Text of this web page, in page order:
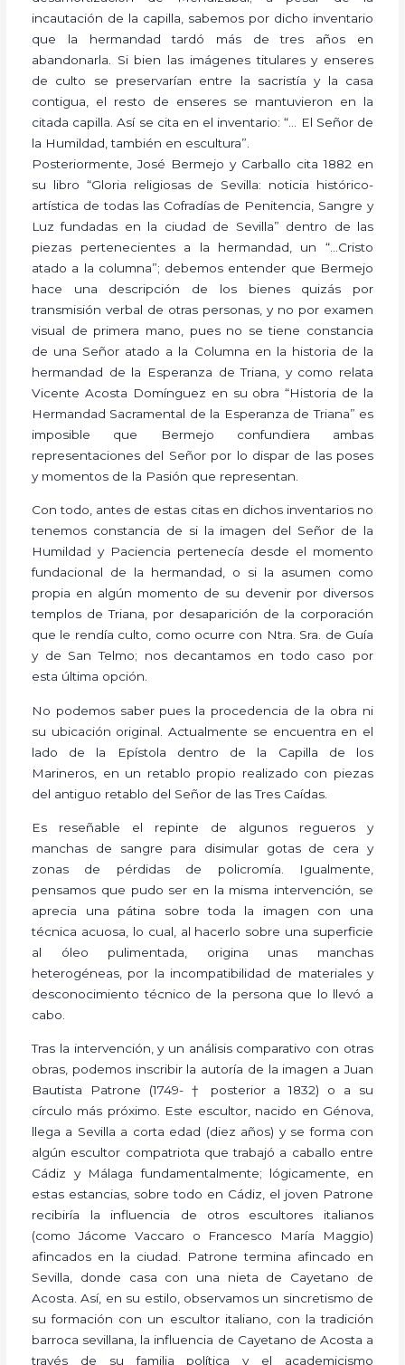
incautación de la capilla, sabemos por dicho inventario
que la hermandad tardó más de tres años en
abandonarla. Si bien las imágenes titulares y enseres
de culto se preservarían entre la sacristía y la casa
contigua, el resto de enseres se mantuvieron en la
citada capilla. Así se cita en el inventario: “… El Señor de
la Humildad, también en escultura”.
Posteriormente, José Bermejo y Carballo cita 1882 en
su libro “Gloria religiosas de Sevilla: noticia histórico-
artística de todas las Cofradías de Penitencia, Sangre y
Luz fundadas en la ciudad de Sevilla” dentro de las
piezas pertenecientes a la hermandad, un “…Cristo
atado a la columna”; debemos entender que Bermejo
hace una descripción de los bienes quizás por
transmisión verbal de otras personas, y no por examen
visual de primera mano, pues no se tiene constancia
de una Señor atado a la Columna en la historia de la
hermandad de la Esperanza de Triana, y como relata
Vicente Acosta Domínguez en su obra “Historia de la
Hermandad Sacramental de la Esperanza de Triana” es
imposible que Bermejo confundiera ambas
representaciones del Señor por lo dispar de las poses
y momentos de la Pasión que representan.
Con todo, antes de estas citas en dichos inventarios no
tenemos constancia de si la imagen del Señor de la
Humildad y Paciencia pertenecía desde el momento
fundacional de la hermandad, o si la asumen como
propia en algún momento de su devenir por diversos
templos de Triana, por desaparición de la corporación
que le rendía culto, como ocurre con Ntra. Sra. de Guía
y de San Telmo; nos decantamos en todo caso por
esta última opción.
No podemos saber pues la procedencia de la obra ni
su ubicación original. Actualmente se encuentra en el
lado de la Epístola dentro de la Capilla de los
Marineros, en un retablo propio realizado con piezas
del antiguo retablo del Señor de las Tres Caídas.
Es reseñable el repinte de algunos regueros y
manchas de sangre para disimular gotas de cera y
zonas de pérdidas de policromía. Igualmente,
pensamos que pudo ser en la misma intervención, se
aprecia una pátina sobre toda la imagen con una
técnica acuosa, lo cual, al hacerlo sobre una superficie
al óleo pulimentada, origina unas manchas
heterogéneas, por la incompatibilidad de materiales y
desconocimiento técnico de la persona que lo llevó a
cabo.
Tras la intervención, y un análisis comparativo con otras
obras, podemos inscribir la autoría de la imagen a Juan
Bautista Patrone (1749- † posterior a 1832) o a su
círculo más próximo. Este escultor, nacido en Génova,
llega a Sevilla a corta edad (diez años) y se forma con
algún escultor compatriota que trabajó a caballo entre
Cádiz y Málaga fundamentalmente; lógicamente, en
estas estancias, sobre todo en Cádiz, el joven Patrone
recibiría la influencia de otros escultores italianos
(como Jácome Vaccaro o Francesco María Maggio)
afincados en la ciudad. Patrone termina afincado en
Sevilla, donde casa con una nieta de Cayetano de
Acosta. Así, en su estilo, observamos un sincretismo de
su formación con un escultor italiano, con la tradición
barroca sevillana, la influencia de Cayetano de Acosta a
través de su familia política y el academicismo